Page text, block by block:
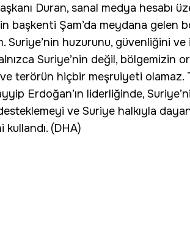
Duran, sanal medya hesabı
başkenti Şam’da meydana gelen
Suriye’nin huzurunu, güvenliğini
Suriye’nin değil, bölgemizin
terörün hiçbir meşruiyeti olamaz.
Erdoğan’ın liderliğinde,
ve Suriye halkıyla
kullandı. (DHA)